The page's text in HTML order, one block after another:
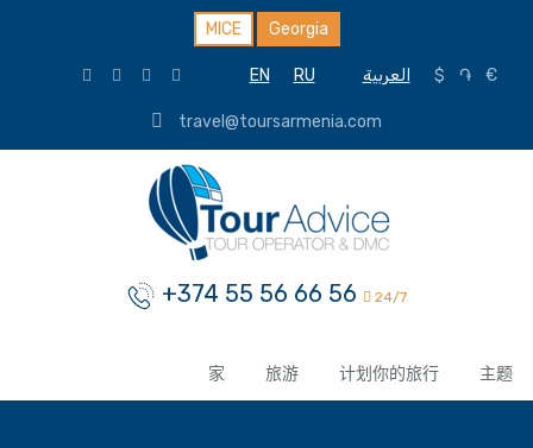
MICE Georgia
EN RU العربية $ ֏ €
travel@toursarmenia.com
+374 55 56 66 56 24/7
家 旅游 计划你的旅行 主题